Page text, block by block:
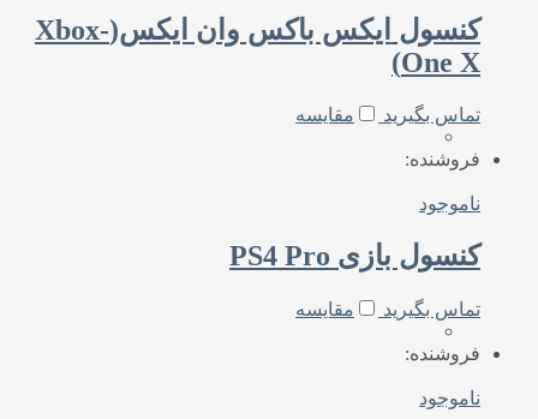
کنسول ایکس باکس وان ایکس(Xbox-
One X)
تماس بگیرید مقایسه
فروشنده:
ناموجود
کنسول بازی PS4 Pro
تماس بگیرید مقایسه
فروشنده:
ناموجود